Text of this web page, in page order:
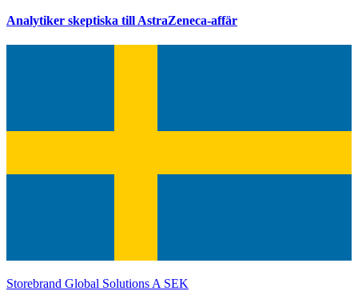
Analytiker skeptiska till AstraZeneca-affär
Storebrand Global Solutions A SEK